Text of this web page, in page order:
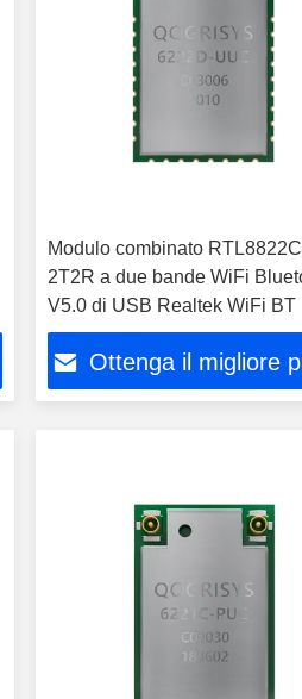
Modulo combinato
2T2R a due bande WiFi
V5.0 di USB Realtek WiFi BT
Ottenga il migliore